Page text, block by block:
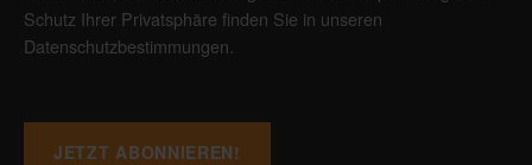
Schutz Ihrer Privatsphäre finden Sie in unseren
Datenschutzbestimmungen